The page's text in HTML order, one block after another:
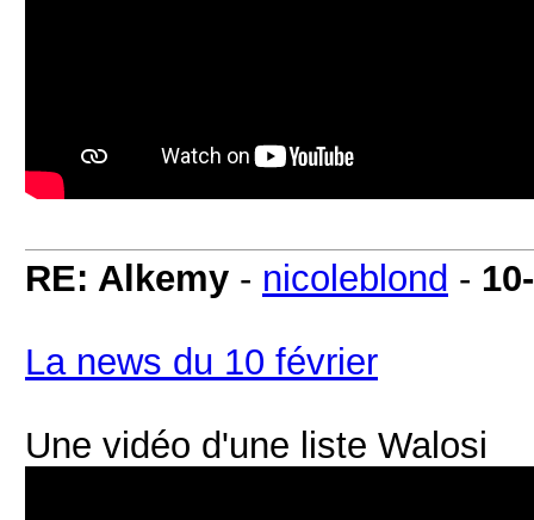
RE: Alkemy - nicoleblond -
La news du 10 février
Une vidéo d'une liste Walosi